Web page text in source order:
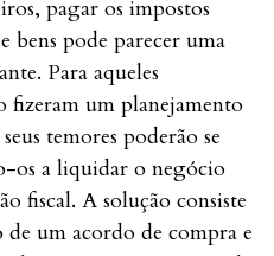
pagar os impostos
bens pode parecer uma
Para aqueles
fizeram um planejamento
temores poderão se
os a liquidar o negócio
fiscal. A solução consiste
um acordo de compra e